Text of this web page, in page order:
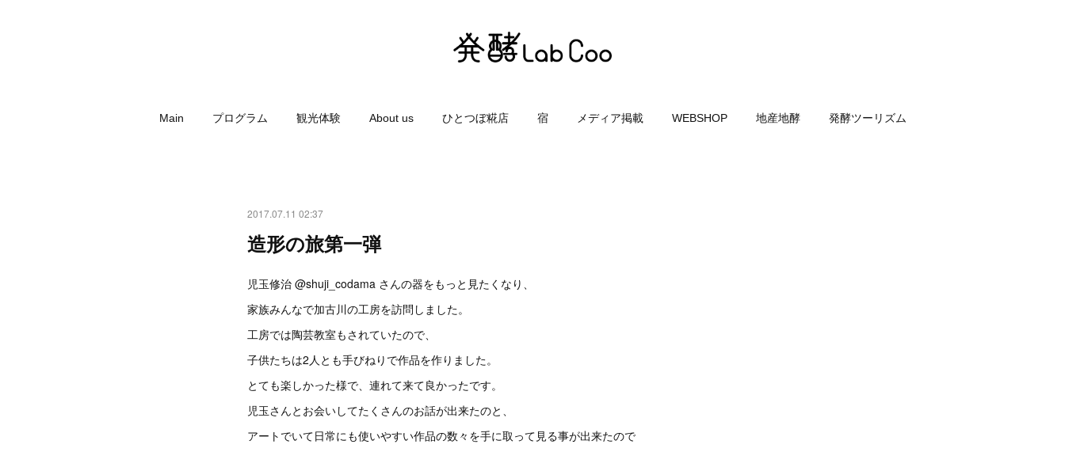
Main プログラム 観光体験 About us ひとつぼ糀店 宿 メディア掲載 WEBSHOP 地産地酵 発酵ツーリズム
2017.07.11 02:37
造形の旅第一弾
児玉修治 @shuji_codama さんの器をもっと見たくなり、
家族みんなで加古川の工房を訪問しました。
工房では陶芸教室もされていたので、
子供たちは2人とも手びねりで作品を作りました。
とても楽しかった様で、連れて来て良かったです。
児玉さんとお会いしてたくさんのお話が出来たのと、
アートでいて日常にも使いやすい作品の数々を手に取って見る事が出来たので